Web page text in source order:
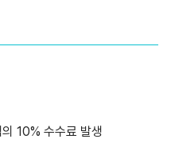
10% 수수료 발생